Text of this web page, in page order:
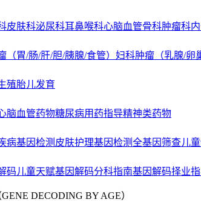
皮肤科泌尿科耳鼻喉科心脑血管骨科肿瘤科
（胃/肠/肝/胆/胰腺/食管） 妇科肿瘤（乳腺/卵
殖胎儿发育
脑血管药物糖尿病用药指导精神类药物
病基因检测 皮肤护理基因检测全基因筛查儿
码儿童天赋基因解码分科指南基因解码择业
GENE DECODING BY AGE）